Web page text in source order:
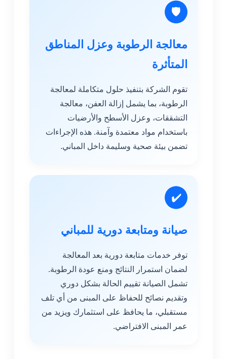
🛡
معالجة الرطوبة وعزل المناطق
المتأثرة
تقوم الشركة بتنفيذ حلول متكاملة لمعالجة
الرطوبة، بما يشمل إزالة العفن، معالجة
التشققات، وعزل الأسطح والأرضيات
باستخدام مواد معتمدة وآمنة. هذه الإجراءات
تضمن بيئة صحية وسليمة داخل المباني.
✔️
صيانة ومتابعة دورية للمباني
توفر خدمات متابعة دورية بعد المعالجة
لضمان استمرار النتائج ومنع عودة الرطوبة.
تشمل الصيانة تقييم الحالة بشكل دوري
وتقديم نصائح للحفاظ على المبنى من أي تلف
مستقبلي، ما يحافظ على استثمارك ويزيد من
عمر المبنى الافتراضي.